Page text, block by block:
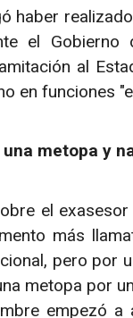
haber
el Gobierno
al
en funciones
metopa y
el
más
pero por
metopa por
empezó